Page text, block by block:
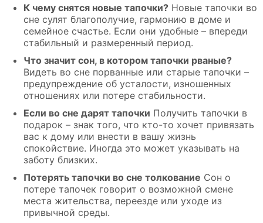
К чему снятся новые тапочки? Новые тапочки во
сне сулят благополучие, гармонию в доме и
семейное счастье. Если они удобные – впереди
стабильный и размеренный период.
Что значит сон, в котором тапочки рваные?
Видеть во сне порванные или старые тапочки –
предупреждение об усталости, изношенных
отношениях или потере стабильности.
Если во сне дарят тапочки Получить тапочки в
подарок – знак того, что кто-то хочет привязать
вас к дому или внести в вашу жизнь
спокойствие. Иногда это может указывать на
заботу близких.
Потерять тапочки во сне толкование Сон о
потере тапочек говорит о возможной смене
места жительства, переезде или уходе из
привычной среды.